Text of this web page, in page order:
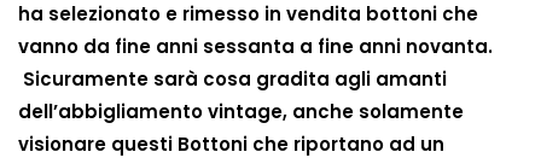
ha selezionato e rimesso in vendita bottoni che
vanno da fine anni sessanta a fine anni novanta.
Sicuramente sarà cosa gradita agli amanti
dell’abbigliamento vintage, anche solamente
visionare questi Bottoni che riportano ad un